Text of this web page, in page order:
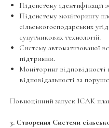
Підсистему ідентифікації
Підсистему моніторингу
сільськогосподарських
супутникових технологій.
Систему автоматизованої
підтримки.
Моніторинг відповідності
відповідальності за
Повноцінний запуск ІСАК
3. Створення Системи